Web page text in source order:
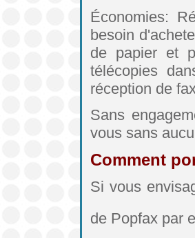
Économies:
besoin
de papier et
télécopies
réception de
Sans
vous sans
Comment
Si vous
de Popfax par